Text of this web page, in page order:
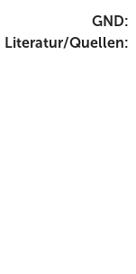
GND:
Literatur/Quellen: